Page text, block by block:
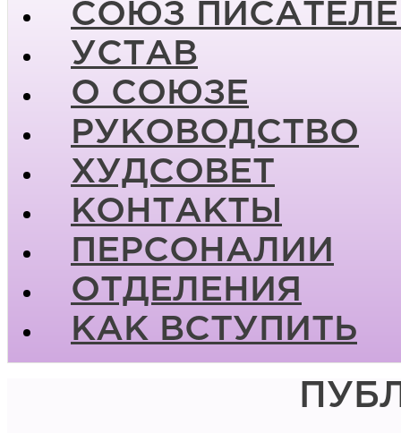
СОЮЗ
УСТАВ
О СОЮЗЕ
РУКОВОДСТВО
ХУДСОВЕТ
КОНТАКТЫ
ПЕРСОНАЛИИ
ОТДЕЛЕНИЯ
КАК ВСТУПИТЬ